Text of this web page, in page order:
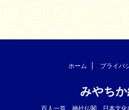
ホーム プライバ
みやち
百人一首、神社仏閣、日本文